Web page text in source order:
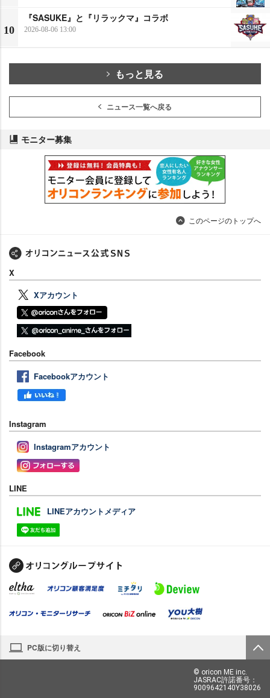
10
『SASUKE』と『リラックマ』コラボ
2026-08-06 13:00
もっと見る
ニュース一覧へ戻る
モニター募集
このページのトップへ
X
Xアカウント
Facebook
Facebookアカウント
Instagram
Instagramアカウント
LINE
LINEアカウントメディア
PC版に切り替え
© oricon ME inc.
JASRAC許諾番号：
9009642140Y38026